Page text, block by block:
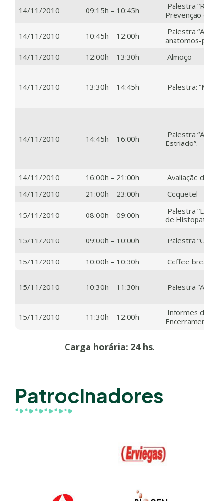
14/11/2010 09:15h – 10:45h
Palestra
Prevenção de
14/11/2010 10:45h – 12:00h
Palestra “A
anatomos-
14/11/2010
12:00h – 13:30h Almoço
14/11/2010 13:30h – 14:45h Palestra:
14/11/2010 14:45h – 16:00h
Palestra
Estriado”.
14/11/2010 16:00h – 21:00h
Avaliação de
14/11/2010
21:00h – 23:00h Coquetel
15/11/2010 08:00h – 09:00h
Palestra
de
15/11/2010 09:00h – 10:00h Palestra
15/11/2010 10:00h – 10:30h Coffee break
15/11/2010 10:30h – 11:30h Palestra
15/11/2010 11:30h – 12:00h
Informes da
Encerramento
Carga horária: 24 hs.
Patrocinadores